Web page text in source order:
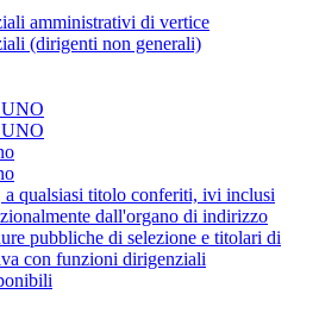
amministrativi di vertice
(dirigenti non generali)
qualsiasi titolo conferiti, ivi inclusi
dall'organo di indirizzo
pubbliche di selezione e titolari di
con funzioni dirigenziali